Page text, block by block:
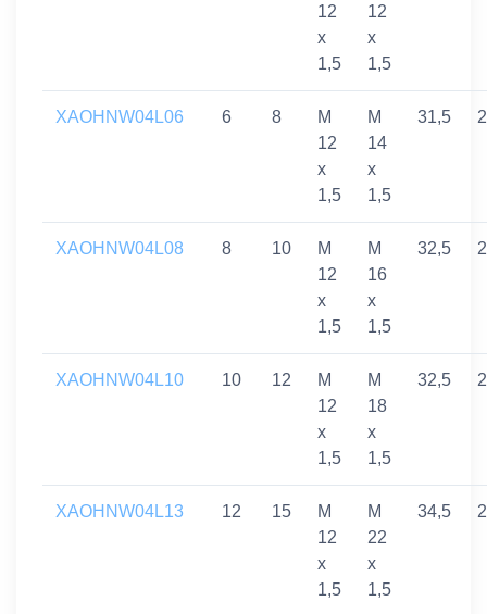
12
x
1,5
12
x
1,5
XAOHNW04L06 6 8
M
12
x
1,5
M
14
x
1,5
31,5
XAOHNW04L08 8 10
M
12
x
1,5
M
16
x
1,5
32,5
XAOHNW04L10 10 12
M
12
x
1,5
M
18
x
1,5
32,5
XAOHNW04L13 12 15
M
12
x
1,5
M
22
x
1,5
34,5